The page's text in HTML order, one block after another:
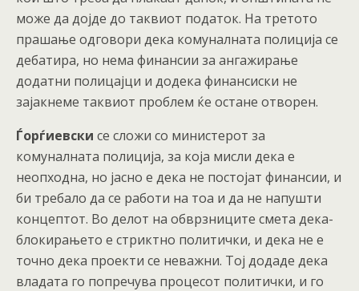
може да дојде до таквиот податок. На третото
прашање одговори дека комуналната полиција се
дебатира, но нема финансии за ангажирање
додатни полицајци и додека финансиски не
зајакнеме таквиот проблем ќе остане отворен.
Ѓорѓиевски се сложи со министерот за
комуналната полиција, за која мисли дека е
неопходна, но јасно е дека не постојат финансии, и
би требало да се работи на тоа и да не напушти
концептот. Во делот на обврзниците смета дека-
блокирањето е стриктно политички, и дека не е
точно дека проекти се неважни. Тој додаде дека
владата го попречува процесот политички, и го